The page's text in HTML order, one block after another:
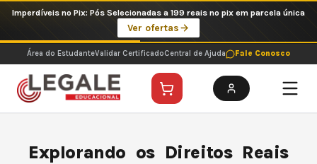
o
conteúdo
Imperdíveis no Pix: Pós Selecionadas a 199 reais no pix em parcela única
Ver ofertas
Área do EstudanteValidar CertificadoCentral de Ajuda Fale Conosco
Explorando os Direitos Reais